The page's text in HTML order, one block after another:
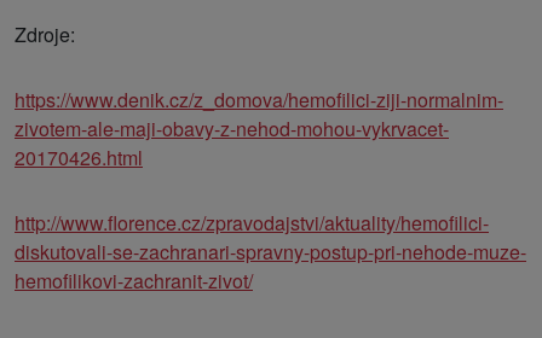
Zdroje:
https://www.denik.cz/z_domova/hemofilici-ziji-normalnim-
zivotem-ale-maji-obavy-z-nehod-mohou-vykrvacet-
20170426.html
http://www.florence.cz/zpravodajstvi/aktuality/hemofilici-
diskutovali-se-zachranari-spravny-postup-pri-nehode-muze-
hemofilikovi-zachranit-zivot/